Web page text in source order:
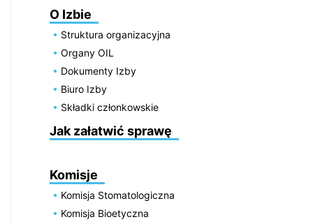
O Izbie
Struktura organizacyjna
Organy OIL
Dokumenty Izby
Biuro Izby
Składki członkowskie
Jak załatwić sprawę
Komisje
Komisja Stomatologiczna
Komisja Bioetyczna